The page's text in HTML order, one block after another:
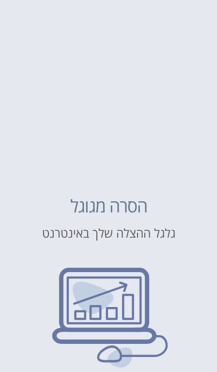
הסרה מגוגל
גלגל ההצלה שלך באינטרנט